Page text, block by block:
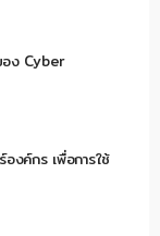
อง Cyber
งค์กร เพื่อการใช้